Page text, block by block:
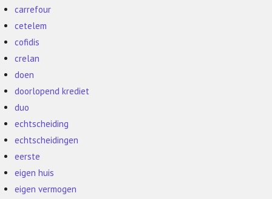
carrefour
cetelem
cofidis
crelan
doen
doorlopend krediet
duo
echtscheiding
echtscheidingen
eerste
eigen huis
eigen vermogen